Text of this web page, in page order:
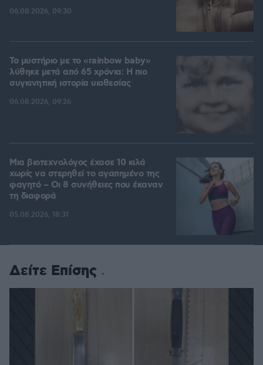
06.08.2026, 09:30
Το μυστήριο με το «rainbow baby»
λύθηκε μετά από 65 χρόνια: Η πιο
συγκινητική ιστορία υιοθεσίας
06.08.2026, 09:26
Μια βιοτεχνολόγος έχασε 10 κιλά
χωρίς να στερηθεί το αγαπημένο της
φαγητό – Οι 8 συνήθειες που έκαναν
τη διαφορά
05.08.2026, 18:31
Δείτε Επίσης